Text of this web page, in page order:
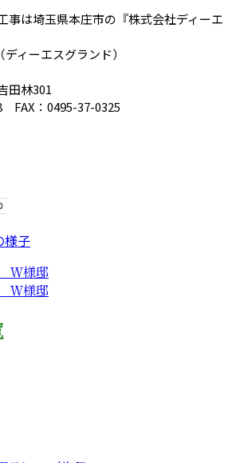
事は埼玉県本庄市の『株式会社ディーエ
ィーエスグランド）
田林301
FAX：0495-37-0325
様子
Ｗ様邸
Ｗ様邸